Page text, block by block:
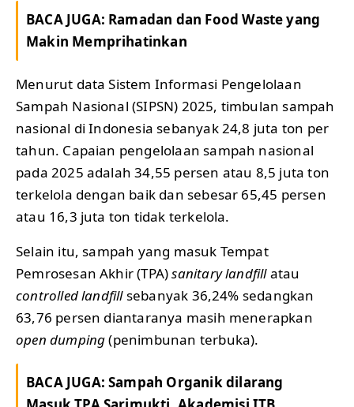
BACA JUGA: Ramadan dan Food Waste yang
Makin Memprihatinkan
Menurut data Sistem Informasi Pengelolaan
Sampah Nasional (SIPSN) 2025, timbulan sampah
nasional di Indonesia sebanyak 24,8 juta ton per
tahun. Capaian pengelolaan sampah nasional
pada 2025 adalah 34,55 persen atau 8,5 juta ton
terkelola dengan baik dan sebesar 65,45 persen
atau 16,3 juta ton tidak terkelola.
Selain itu, sampah yang masuk Tempat
Pemrosesan Akhir (TPA)sanitary landfillatau
controlled landfillsebanyak 36,24% sedangkan
63,76 persen diantaranya masih menerapkan
open dumping(penimbunan terbuka).
BACA JUGA:Sampah Organik dilarang